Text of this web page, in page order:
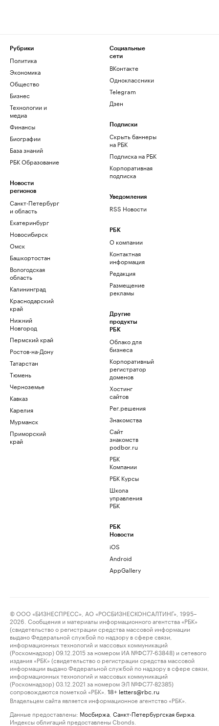
Рубрики
Политика
Экономика
Общество
Бизнес
Технологии и
медиа
Финансы
Биографии
База знаний
РБК Образование
Новости
регионов
Санкт-Петербург
и область
Екатеринбург
Новосибирск
Омск
Башкортостан
Вологодская
область
Калининград
Краснодарский
край
Нижний
Новгород
Пермский край
Ростов-на-Дону
Татарстан
Тюмень
Черноземье
Кавказ
Карелия
Мурманск
Приморский
край
Социальные
сети
ВКонтакте
Одноклассники
Telegram
Дзен
Подписки
Скрыть баннеры
на РБК
Подписка на РБК
Корпоративная
подписка
Уведомления
RSS Новости
РБК
О компании
Контактная
информация
Редакция
Размещение
рекламы
Другие
продукты
РБК
Облако для
бизнеса
Корпоративный
регистратор
доменов
Хостинг
сайтов
Рег.решения
Знакомства
Сайт
знакомств
podbor.ru
РБК
Компании
РБК Курсы
Школа
управления
РБК
РБК
Новости
iOS
Android
AppGallery
© ООО «БИЗНЕСПРЕСС», АО «РОСБИЗНЕСКОНСАЛТИНГ», 1995–
2026. Сообщения и материалы информационного агентства «РБК»
(свидетельство о регистрации средства массовой информации
выдано Федеральной службой по надзору в сфере связи,
информационных технологий и массовых коммуникаций
(Роскомнадзор) 09.12.2015 за номером ИА №ФС77-63848) и сетевого
издания «РБК» (свидетельство о регистрации средства массовой
информации выдано Федеральной службой по надзору в сфере связи,
информационных технологий и массовых коммуникаций
(Роскомнадзор) 03.12.2021 за номером ЭЛ №ФС77-82385)
сопровождаются пометкой «РБК».
18+ letters@rbc.ru
Владельцем сайта является информационное агентство «РБК».
Данные предоставлены: Мосбиржа Санкт-Петербургская биржа
Индексы облигаций предоставлены Cbonds.